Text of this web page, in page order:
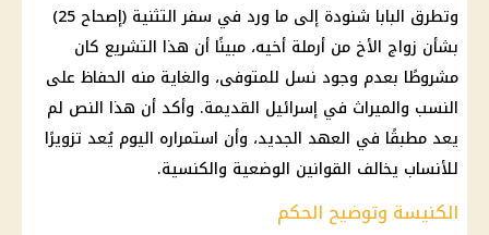
وتطرق البابا شنودة إلى ما ورد في سفر التثنية (إصحاح 25)
بشأن زواج الأخ من أرملة أخيه، مبينًا أن هذا التشريع كان
مشروطًا بعدم وجود نسل للمتوفى، والغاية منه الحفاظ على
النسب والميراث في إسرائيل القديمة. وأكد أن هذا النص لم
يعد مطبقًا في العهد الجديد، وأن استمراره اليوم يُعد تزويرًا
للأنساب يخالف القوانين الوضعية والكنسية.
الكنيسة وتوضيح الحكم